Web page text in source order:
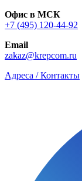
Офис в МСК
+7 (495) 120-44-92
Email
zakaz@krepcom.ru
Адреса / Контакты